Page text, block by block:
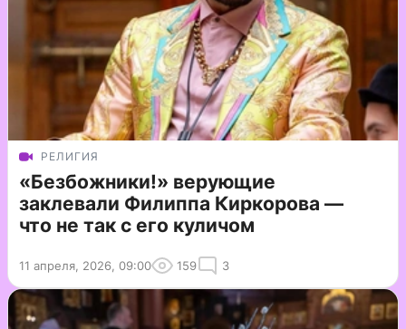
РЕЛИГИЯ
«Безбожники!» верующие
заклевали Филиппа Киркорова —
что не так с его куличом
11 апреля, 2026, 09:00 159 3